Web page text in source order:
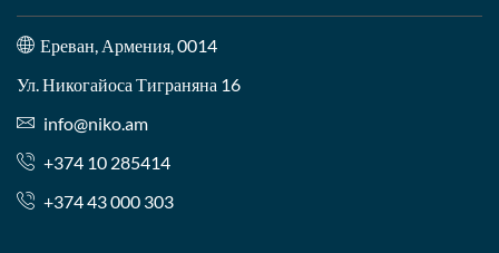
Ереван, Армения, 0014
Ул. Никогайоса Тиграняна 16
info@niko.am
+374 10 285414
+374 43 000 303